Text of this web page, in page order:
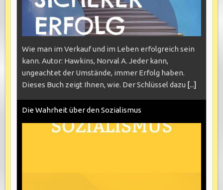
Wie man im Verkauf und im Leben erfolgreich sein
kann. Autor: Hawkins, Norval A. Jeder kann,
ungeachtet der Umstände, immer Erfolg haben.
Dieses Buch zeigt Ihnen, wie. Der Schlüssel dazu [...]
Die Wahrheit über den Sozialismus